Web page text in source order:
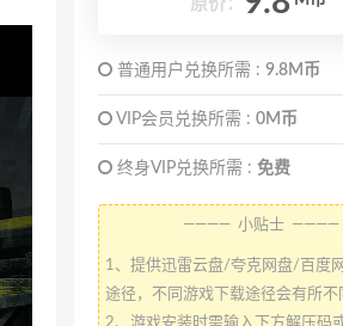
原价：
普通用户兑换所需 : 9.8M币
VIP会员兑换所需 : 0M币
终身VIP兑换所需 : 免费
———— 小贴士 ————
1、提供迅雷云盘/夸克网盘/百度
途径，不同游戏下载途径会有所不